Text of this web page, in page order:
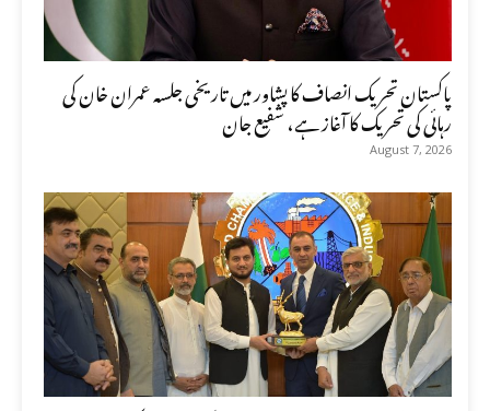
پاکستان تحریک انصاف کا پشاور میں تاریخی جلسہ عمران خان کی
رہائی کی تحریک کا آغاز ہے، شفیع جان
August 7, 2026